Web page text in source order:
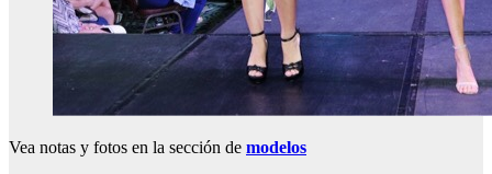
Vea notas y fotos en la sección de modelos